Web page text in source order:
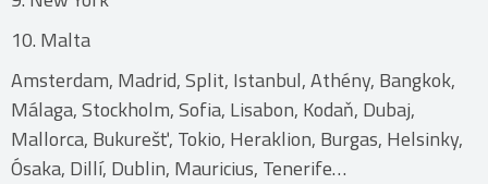
10. Malta
Amsterdam, Madrid, Split, Istanbul, Athény, Bangkok,
Málaga, Stockholm, Sofia, Lisabon, Kodaň, Dubaj,
Mallorca, Bukurešť, Tokio, Heraklion, Burgas, Helsinky,
Ósaka, Dillí, Dublin, Mauricius, Tenerife…